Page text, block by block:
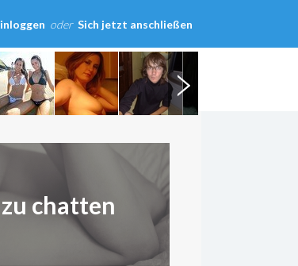
oder Sich jetzt anschließen
zu chatten